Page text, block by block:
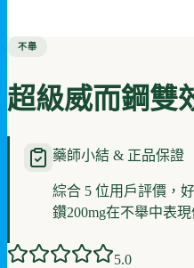
不舉
超級威而鋼雙
藥師小結 & 正品保證
綜合 5 位用戶評價，
鑽200mg在不舉中表現
5.0